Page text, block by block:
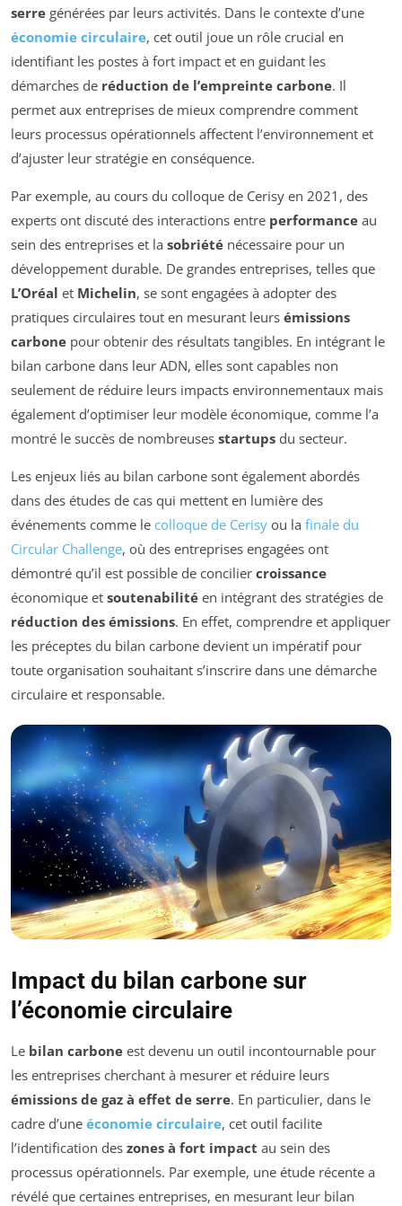
serre générées par leurs activités. Dans le contexte d’une
économie circulaire, cet outil joue un rôle crucial en
identifiant les postes à fort impact et en guidant les
démarches de réduction de l’empreinte carbone. Il
permet aux entreprises de mieux comprendre comment
leurs processus opérationnels affectent l’environnement et
d’ajuster leur stratégie en conséquence.
Par exemple, au cours du colloque de Cerisy en 2021, des
experts ont discuté des interactions entre performance au
sein des entreprises et la sobriété nécessaire pour un
développement durable. De grandes entreprises, telles que
L’Oréal et Michelin, se sont engagées à adopter des
pratiques circulaires tout en mesurant leurs émissions
carbone pour obtenir des résultats tangibles. En intégrant le
bilan carbone dans leur ADN, elles sont capables non
seulement de réduire leurs impacts environnementaux mais
également d’optimiser leur modèle économique, comme l’a
montré le succès de nombreuses startups du secteur.
Les enjeux liés au bilan carbone sont également abordés
dans des études de cas qui mettent en lumière des
événements comme le colloque de Cerisy ou la finale du
Circular Challenge, où des entreprises engagées ont
démontré qu’il est possible de concilier croissance
économique et soutenabilité en intégrant des stratégies de
réduction des émissions. En effet, comprendre et appliquer
les préceptes du bilan carbone devient un impératif pour
toute organisation souhaitant s’inscrire dans une démarche
circulaire et responsable.
Impact du bilan carbone sur
l’économie circulaire
Le bilan carbone est devenu un outil incontournable pour
les entreprises cherchant à mesurer et réduire leurs
émissions de gaz à effet de serre. En particulier, dans le
cadre d’une économie circulaire, cet outil facilite
l’identification des zones à fort impact au sein des
processus opérationnels. Par exemple, une étude récente a
révélé que certaines entreprises, en mesurant leur bilan